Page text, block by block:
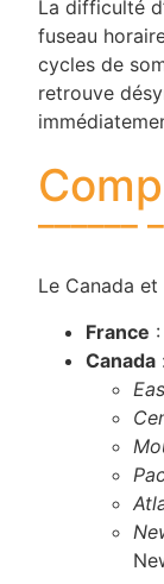
La difficulté
fuseau
cycles de
retrouve
Le Canada
France
Canada :